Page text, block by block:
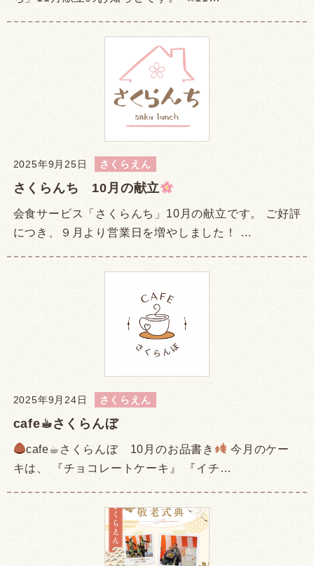
2025年9月25日 さくらえん
さくらんち 10月の献立
会食サービス「さくらんち」10月の献立です。 ご好評
につき、９月より営業日を増やしました！ …
2025年9月24日 さくらえん
cafe☕︎さくらんぼ
cafe☕︎さくらんぼ 10月のお品書き
今月のケー
キは、 『チョコレートケーキ』 『イチ…